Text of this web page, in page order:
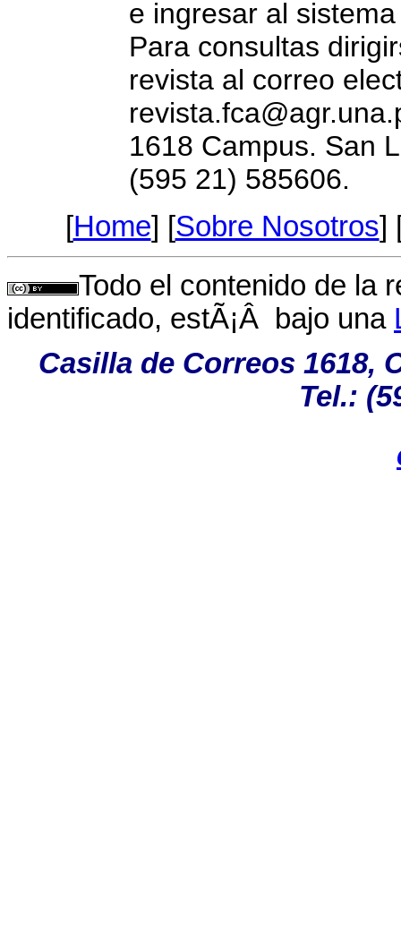
e ingresar al
Para consultas
revista al correo
1618 Campus. San
(595 21) 585606.
[Home] [Sobre Nosotros]
Todo el contenido de la
identificado, estÃ¡Â bajo una
Casilla de Correos 1618,
Tel.: